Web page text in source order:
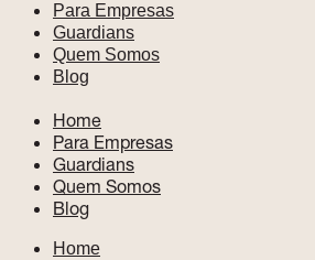
Para Empresas
Guardians
Quem Somos
Blog
Home
Para Empresas
Guardians
Quem Somos
Blog
Home